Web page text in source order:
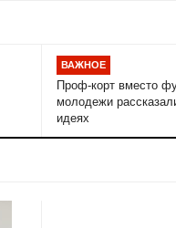
ВАЖНОЕ
Проф-корт вместо
молодежи
идеях